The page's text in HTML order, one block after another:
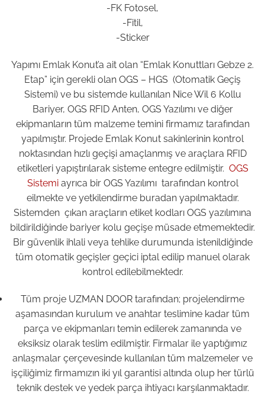
-FK Fotosel,
-Fitil,
-Sticker
Yapımı Emlak Konut’a ait olan “Emlak Konuttları Gebze 2.
Etap” için gerekli olan OGS – HGS (Otomatik Geçiş
Sistemi) ve bu sistemde kullanılan Nice Wil 6 Kollu
Bariyer, OGS RFID Anten, OGS Yazılımı ve diğer
ekipmanların tüm malzeme temini firmamız tarafından
yapılmıştır. Projede Emlak Konut sakinlerinin kontrol
noktasından hızlı geçişi amaçlanmış ve araçlara RFID
etiketleri yapıştırılarak sisteme entegre edilmiştir. OGS
Sistemiayrıca bir OGS Yazılımı tarafından kontrol
eilmekte ve yetkilendirme buradan yapılmaktadır.
Sistemden çıkan araçların etiket kodları OGS yazılımına
bildirildiğinde bariyer kolu geçişe müsade etmemektedir.
Bir güvenlik ihlali veya tehlike durumunda istenildiğinde
tüm otomatik geçişler geçici iptal edilip manuel olarak
kontrol edilebilmektedr.
Tüm proje UZMAN DOOR tarafından; projelendirme
aşamasından kurulum ve anahtar teslimine kadar tüm
parça ve ekipmanları temin edilerek zamanında ve
eksiksiz olarak teslim edilmiştir. Firmalar ile yaptığımız
anlaşmalar çerçevesinde kullanılan tüm malzemeler ve
işçiliğimiz firmamızın iki yıl garantisi altında olup her türlü
teknik destek ve yedek parça ihtiyacı karşılanmaktadır.